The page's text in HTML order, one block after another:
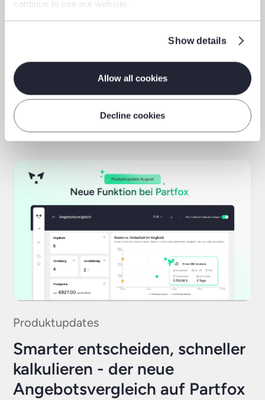
continue to use our website.
Show details
Allow all cookies
Decline cookies
Produktupdates
September-Update 2025:
Echtzeit-Vergleich & direktere
Kommunikation für Sourcing &
Fertigung
Sep 29, 2025 3min Read More
Produktupdates
Smarter entscheiden, schneller
kalkulieren - der neue
Angebotsvergleich auf Partfox